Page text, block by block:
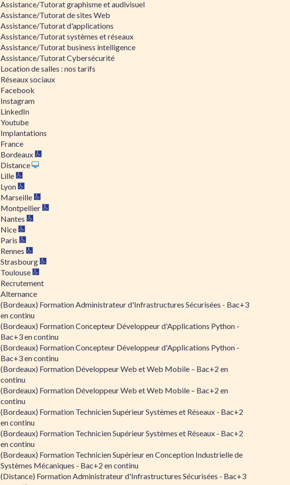
Assistance/Tutorat graphisme et audivisuel
Assistance/Tutorat de sites Web
Assistance/Tutorat d'applications
Assistance/Tutorat systèmes et réseaux
Assistance/Tutorat business intelligence
Assistance/Tutorat Cybersécurité
Location de salles : nos tarifs
Réseaux sociaux
Facebook
Instagram
LinkedIn
Youtube
Implantations
France
Bordeaux
Distance
Lille
Lyon
Marseille
Montpellier
Nantes
Nice
Paris
Rennes
Strasbourg
Toulouse
Recrutement
Alternance
(Bordeaux) Formation Administrateur d'Infrastructures Sécurisées - Bac+3
en continu
(Bordeaux) Formation Concepteur Développeur d'Applications Python -
Bac+3 en continu
(Bordeaux) Formation Concepteur Développeur d'Applications Python -
Bac+3 en continu
(Bordeaux) Formation Développeur Web et Web Mobile – Bac+2 en
continu
(Bordeaux) Formation Développeur Web et Web Mobile – Bac+2 en
continu
(Bordeaux) Formation Technicien Supérieur Systèmes et Réseaux - Bac+2
en continu
(Bordeaux) Formation Technicien Supérieur Systèmes et Réseaux - Bac+2
en continu
(Bordeaux) Formation Technicien Supérieur en Conception Industrielle de
Systèmes Mécaniques - Bac+2 en continu
(Distance) Formation Administrateur d'Infrastructures Sécurisées - Bac+3